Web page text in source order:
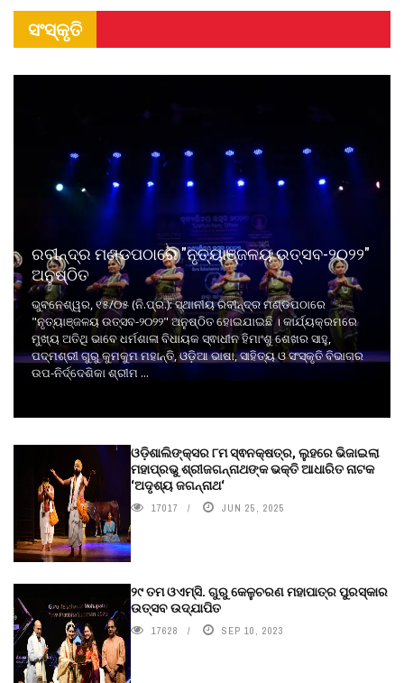
ସଂସ୍କୃତି
ରବୀନ୍ଦ୍ର ମଣ୍ଡପଠାରେ "ନୃତ୍ୟାଞ୍ଜଳୟ ଉତ୍ସବ-୨୦୨୨"
ଅନୁଷ୍ଠିତ
ଭୁବନେଶ୍ୱର, ୧୫/୦୫ (ନି.ପ୍ର.): ସ୍ଥାନୀୟ ରବୀନ୍ଦ୍ର ମଣ୍ଡପଠାରେ
"ନୃତ୍ୟାଞ୍ଜଳୟ ଉତ୍ସବ-୨୦୨୨" ଅନୁଷ୍ଠିତ ହୋଇଯାଇଛି । କାର୍ଯ୍ୟକ୍ରମରେ
ମୁଖ୍ୟ ଅତିଥି ଭାବେ ଧର୍ମଶାଳା ବିଧାୟକ ସ୍ଵାଧୀନ ହିମାଂଶୁ ଶେଖର ସାହୁ,
ପଦ୍ମଶ୍ରୀ ଗୁରୁ କୁମକୁମ ମହାନ୍ତି, ଓଡ଼ିଆ ଭାଷା, ସାହିତ୍ୟ ଓ ସଂସ୍କୃତି ବିଭାଗର
ଉପ-ନିର୍ଦ୍ଦେଶିକା ଶ୍ରୀମ ...
ଓଡ଼ିଶାଲିଙ୍କ୍ସର ୮ମ ସ୍ଵନକ୍ଷତ୍ର, ଲୁହରେ ଭିଜାଇଲା
ମହାପ୍ରଭୁ ଶ୍ରୀଜଗନ୍ନାଥଙ୍କ ଭକ୍ତି ଆଧାରିତ ନାଟକ
‘ଅଦୃଶ୍ୟ ଜଗନ୍ନାଥ‘
17017 JUN 25, 2025
୨୯ ତମ ଓଏମ୍‌ସି. ଗୁରୁ କେଳୁଚରଣ ମହାପାତ୍ର ପୁରସ୍କାର
ଉତ୍ସବ ଉଦ୍‍ଯାପିତ
17628 SEP 10, 2023